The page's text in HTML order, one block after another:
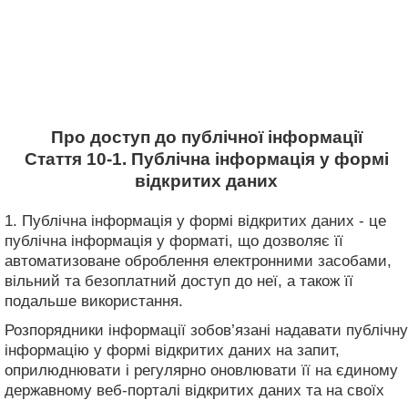
Про доступ до публічної інформації
Стаття 10-1. Публічна інформація у формі
відкритих даних
1. Публічна інформація у формі відкритих даних - це
публічна інформація у форматі, що дозволяє її
автоматизоване оброблення електронними засобами,
вільний та безоплатний доступ до неї, а також її
подальше використання.
Розпорядники інформації зобов’язані надавати публічну
інформацію у формі відкритих даних на запит,
оприлюднювати і регулярно оновлювати її на єдиному
державному веб-порталі відкритих даних та на своїх